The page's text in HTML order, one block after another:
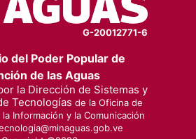
G-20012771-6
del Poder Popular de
de las Aguas
la Dirección de Sistemas y
Tecnologías de la Oficina de
Información y la Comunicación